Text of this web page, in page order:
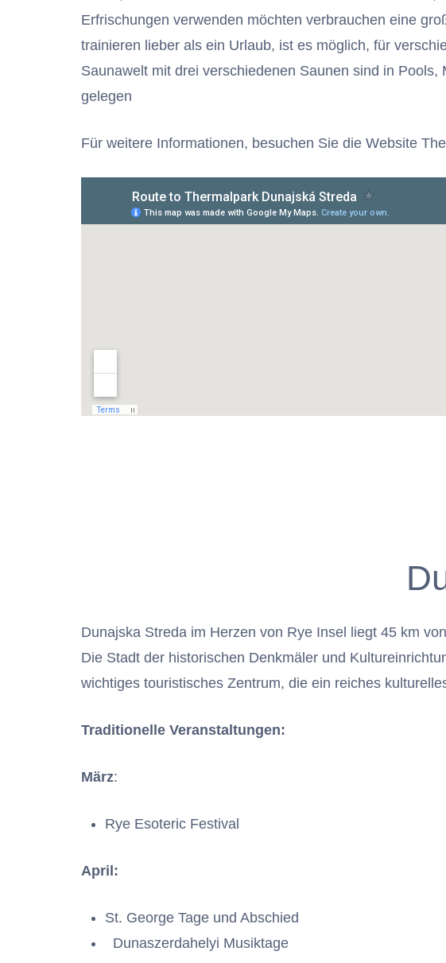
Erfrischungen verwenden möchten verbrauchen eine
trainieren lieber als ein Urlaub, ist es möglich, für
Saunawelt mit drei verschiedenen Saunen sind in
gelegen
Für weitere Informationen, besuchen Sie die Website
Dunajska Streda im Herzen von Rye Insel liegt 45 km
Die Stadt der historischen Denkmäler und
wichtiges touristisches Zentrum, die ein reiches
Traditionelle Veranstaltungen:
März:
Rye Esoteric Festival
April:
St. George Tage und Abschied
Dunaszerdahelyi Musiktage